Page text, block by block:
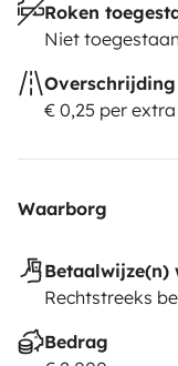
Roken
Niet toegestaan
€ 0,25 per
Waarborg
Betaalwijze(n)
Rechtstreeks
Bedrag